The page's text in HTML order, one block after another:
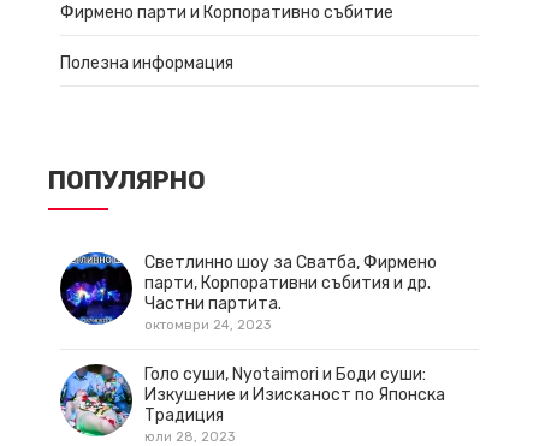
Фирмено парти и Корпоративно събитие
Полезна информация
ПОПУЛЯРНО
Светлинно шоу за Сватба, Фирмено
парти, Корпоративни събития и др.
Частни партита.
октомври 24, 2023
Голо суши, Nyotaimori и Боди суши:
Изкушение и Изисканост по Японска
Традиция
юли 28, 2023